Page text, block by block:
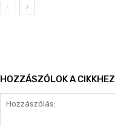
HOZZÁSZÓLOK A CIKKHEZ